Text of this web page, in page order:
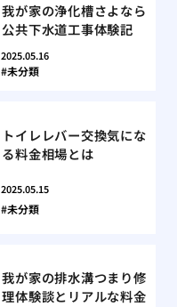
我が家の浄化槽さよなら
公共下水道工事体験記
2025.05.16
未分類
トイレレバー交換気にな
る料金相場とは
2025.05.15
未分類
我が家の排水溝つまり修
理体験談とリアルな料金